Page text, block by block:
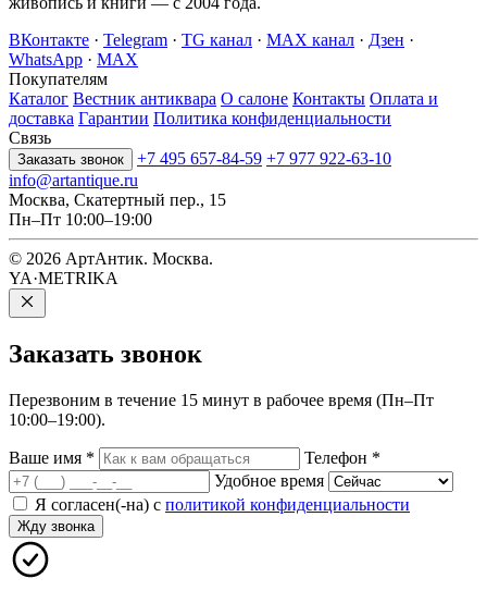
ВКонтакте · Telegram · TG канал · MAX канал · Дзен ·
WhatsApp · MAX
Покупателям
Каталог Вестник антиквара О салоне Контакты Оплата и
доставка Гарантии Политика конфиденциальности
Связь
Заказать звонок +7 495 657-84-59 +7 977 922-63-10
info@artantique.ru
Москва, Скатертный пер., 15
Пн–Пт 10:00–19:00
© 2026 АртАнтик. Москва.
YA·METRIKA
Заказать звонок
Перезвоним в течение 15 минут в рабочее время (Пн–Пт
10:00–19:00).
Ваше имя * Телефон *
Удобное время
Я согласен(-на) с политикой конфиденциальности
Жду звонка